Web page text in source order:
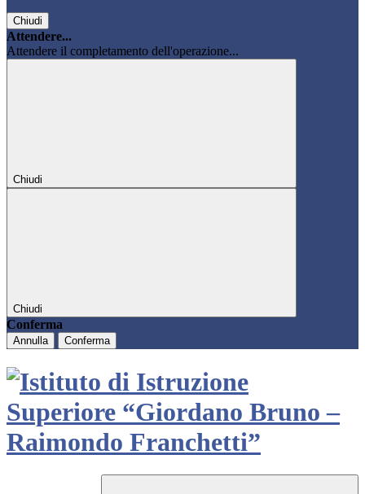
Chiudi
Attendere...
Attendere il completamento dell'operazione...
Chiudi
Chiudi
Conferma
Annulla Conferma